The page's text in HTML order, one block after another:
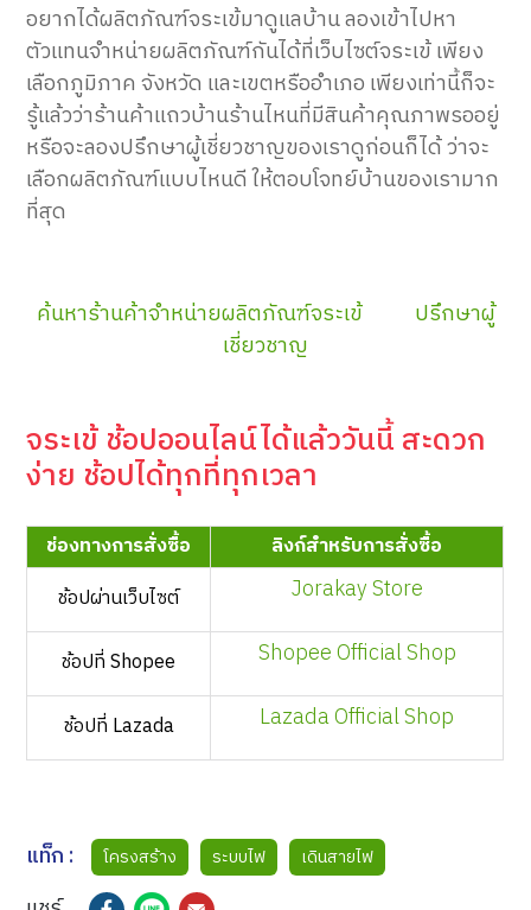
อยากได้ผลิตภัณฑ์จระเข้มาดูแลบ้าน ลองเข้าไปหา
ตัวแทนจำหน่ายผลิตภัณฑ์กันได้ที่เว็บไซต์จระเข้ เพียง
เลือกภูมิภาค จังหวัด และเขตหรืออำเภอ เพียงเท่านี้ก็จะ
รู้แล้วว่าร้านค้าแถวบ้านร้านไหนที่มีสินค้าคุณภาพรออยู่
หรือจะลองปรึกษาผู้เชี่ยวชาญของเราดูก่อนก็ได้ ว่าจะ
เลือกผลิตภัณฑ์แบบไหนดี ให้ตอบโจทย์บ้านของเรามาก
ที่สุด
ค้นหาร้านค้าจำหน่ายผลิตภัณฑ์จระเข้
ปรึกษาผู้
เชี่ยวชาญ
จระเข้ ช้อปออนไลน์ได้แล้ววันนี้ สะดวก
ง่าย ช้อปได้ทุกที่ทุกเวลา
ช่องทางการสั่งซื้อ
ลิงก์สำหรับการสั่งซื้อ
ช้อปผ่านเว็บไซต์
Jorakay Store
ช้อปที่ Shopee Shopee Official Shop
ช้อปที่ Lazada Lazada Official Shop
แท็ก : โครงสร้าง ระบบไฟ เดินสายไฟ